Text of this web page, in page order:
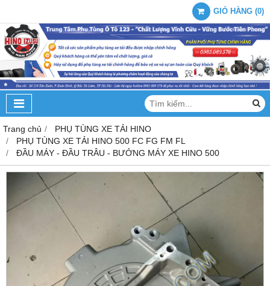
GIỎ HÀNG (0)
Trang chủ
PHỤ TÙNG XE TẢI HINO
PHỤ TÙNG XE TẢI HINO 500 FC FG FM FL
ĐẦU MÁY - ĐẦU TRÂU - BƯỞNG MÁY XE HINO 500